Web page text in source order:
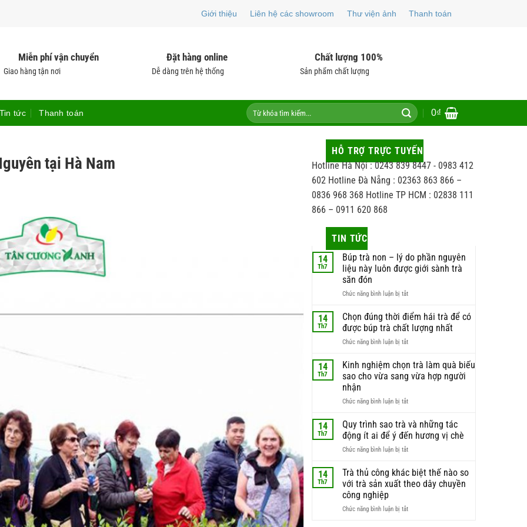
Giới thiệu Liên hệ các showroom Thư viện ảnh Thanh toán
Miễn phí vận chuyển
Giao hàng tận nơi
Đặt hàng online
Dễ dàng trên hệ thống
Chất lượng 100%
Sản phẩm chất lượng
tức Thanh toán
Tìm
kiếm:
0₫
tại Hà Nam
HỖ TRỢ TRỰC TUYẾN
Hotline Hà Nội : 0243 839 8447 - 0983 412
602 Hotline Đà Nẵng : 02363 863 866 –
0836 968 368 Hotline TP HCM : 02838 111
866 – 0911 620 868
TIN TỨC
14
Th7
Búp trà non – lý do phần nguyên
liệu này luôn được giới sành trà
săn đón
Chức năng bình luận bị tắtở
trà
non
–
lý
phần
nguyên
liệu
luôn
giới
sành
săn
14
Th7
Chọn đúng thời điểm hái trà để có
được búp trà chất lượng nhất
Chức năng bình luận bị tắtở
đúng
thời
điểm
trà
có
được
búp
trà
lượng
nhất
14
Th7
Kinh nghiệm chọn trà làm quà biếu
sao cho vừa sang vừa hợp người
nhận
Chức năng bình luận bị tắtở
nghiệm
chọn
trà
làm
biếu
sao
sang
14
Th7
Quy trình sao trà và những tác
động ít ai để ý đến hương vị chè
Chức năng bình luận bị tắtở
trình
sao
trà
những
14
Th7
Trà thủ công khác biệt thế nào so
với trà sản xuất theo dây chuyền
công nghiệp
Chức năng bình luận bị tắtở